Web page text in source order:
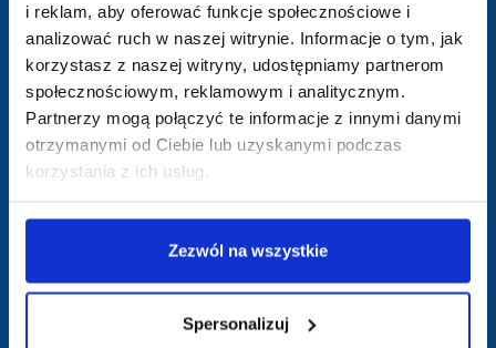
i reklam, aby oferować funkcje społecznościowe i
analizować ruch w naszej witrynie. Informacje o tym, jak
korzystasz z naszej witryny, udostępniamy partnerom
społecznościowym, reklamowym i analitycznym.
Partnerzy mogą połączyć te informacje z innymi danymi
otrzymanymi od Ciebie lub uzyskanymi podczas
korzystania z ich usług.
Zezwól na wszystkie
Spersonalizuj
przejście
główną
Twitter
otwiera
Facebook
otwieraSnapchat
otwieraInstagram
otwiera